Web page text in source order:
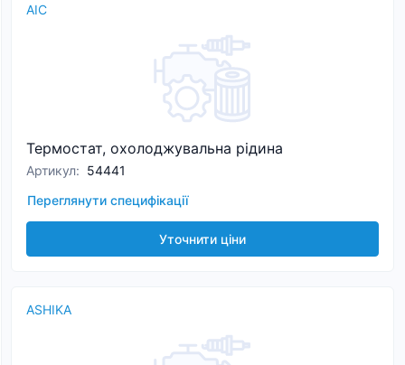
AIC
Термостат, охолоджувальна рідина
Артикул: 54441
Переглянути специфікації
Уточнити ціни
ASHIKA